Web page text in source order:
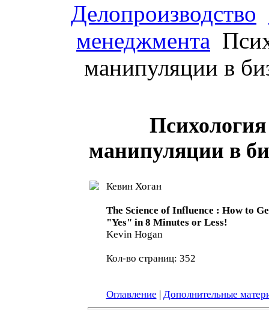
Делопроизводство
менеджмента
манипуляции в
манипуляции в
Кевин Хоган
The Science of Influence : How to
"Yes" in 8 Minutes or Less!
Kevin Hogan
Кол-во страниц: 352
Оглавление | Дополнительные